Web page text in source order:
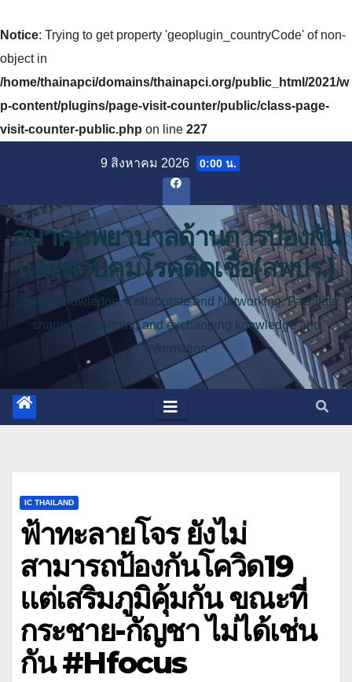
Notice: Trying to get property 'geoplugin_countryCode' of non-
object in
/home/thainapci/domains/thainapci.org/public_html/2021/w
p-content/plugins/page-visit-counter/public/class-page-
visit-counter-public.php on line 227
9 สิงหาคม 2026 0:00 น.
สมาคมพยาบาลด้านการป้องกัน
และควบคุมโรคติดเชื้อ(สพปร.)
Update knowledge, Collaborate and Networking, Facilitate
sharing, expanding and exchanging knowledge and
information
IC THAILAND
ฟ้าทะลายโจร ยังไม่
สามารถป้องกันโควิด19
แต่เสริมภูมิคุ้มกัน ขณะที่
กระชาย-กัญชา ไม่ได้เช่น
กัน #Hfocus